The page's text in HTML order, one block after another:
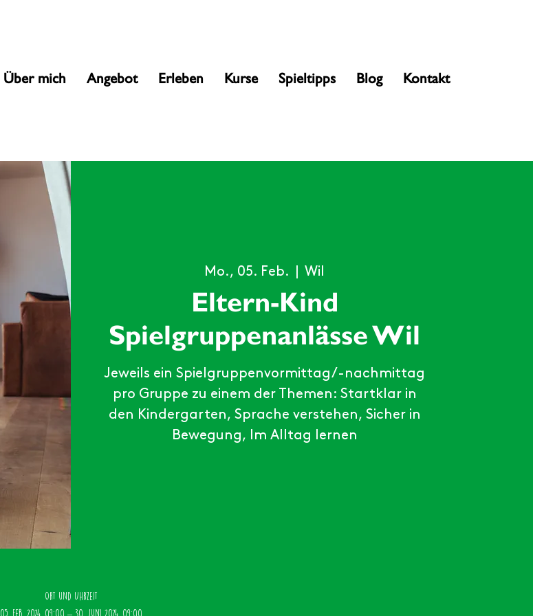
Über mich Angebot Erleben Kurse Spieltipps Blog Kontakt
Mo., 05. Feb. Wil
Eltern-Kind
Spielgruppenanlässe Wil
Jeweils ein Spielgruppenvormittag/-nachmittag
pro Gruppe zu einem der Themen: Startklar in
den Kindergarten, Sprache verstehen, Sicher in
Bewegung, Im Alltag lernen
Ort und Uhrzeit
05. Feb. 2024, 09:00 – 30. Juni 2024, 09:00